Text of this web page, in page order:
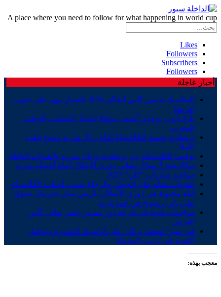
A place where you need to follow for what happening in world cup
Likes
Followers
Subscribers
Followers
أخبار عاجلة
المكسيك تدشن كأس العالم 2026 بانتصار مهم على جنوب
إفريقيا
بلاغ..أيوب بوعدي أضحى مؤهلا لتمثيل المنتخب الوطني
المغربي
برشلونة يحسم الكلاسيكو أمام ريال مدريد ويتوج بلقب
الليغا.
توقيت الكلاسيكو بين برشلونة وريال مدريد والقنوات الناقلة
ساكا يقود أرسنال لنهائي دوري الأبطال أمام أتلتيكو مدريد
مواعيد مباريات “كان” 2027
عقوبات ثقيلة على الجيش والرجاء بسبب أحداث الكلاسيكو
ليلة مجنونة في دوري الأبطال..باريس سان جيرمان يتفوق
على بايرن ميونخ في قمة نارية
مواجهات قوية في قرعة دور سدس عشر نهائي كأس
العرش
فوز ثمين لنهضة بركان على أولمبيك الدشيرة وتواصل
التقدم في ترتيب البطولة
معجب بهذه: